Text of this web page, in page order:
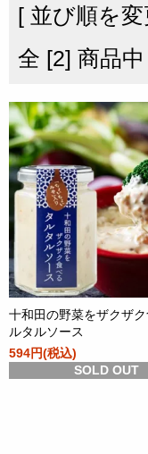
[ 並び順を
全 [2] 商品
十和田の野菜をザクザ
ルタルソース
594円(税込)
SOLD OUT